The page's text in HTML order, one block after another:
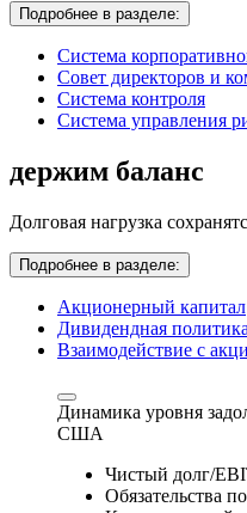
Подробнее в разделе:
Система
Совет директоров и
Система контроля
Система управления
держим баланс
Долговая нагрузка
Подробнее в разделе:
Акционерный капитал
Дивидендная политика
Взаимодействие с
Динамика уровня
США
Чистый долг/
Обязательства